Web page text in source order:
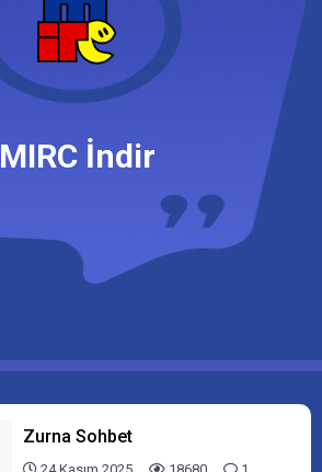
Canlı Radyo
Zurna Sohbet